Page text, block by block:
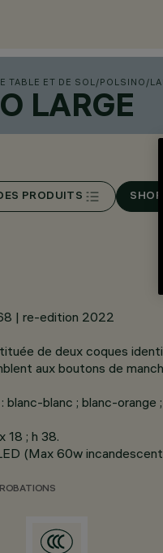
TABLE ET DE SOL/POLSINO /
LARGE
PRODUITS
| re-edition 2022
de deux coques
aux boutons de
blanc-blanc ; blanc-orange
18 ; h 38.
(Max 60w